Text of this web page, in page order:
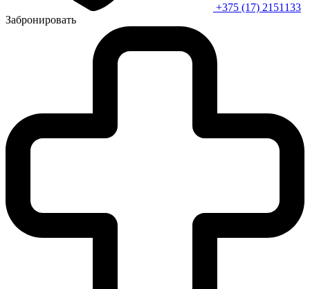
+375 (17) 2151133
Забронировать